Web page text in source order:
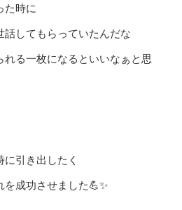
た時に
してもらっていたんだな
れる一枚になるといいなぁと思
引き出したく
成功させました💪✨